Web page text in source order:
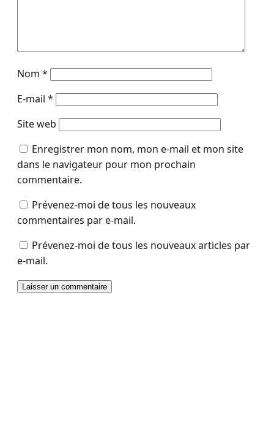
Nom *
E-mail *
Site web
Enregistrer mon nom, mon e-mail et mon site
dans le navigateur pour mon prochain
commentaire.
Prévenez-moi de tous les nouveaux
commentaires par e-mail.
Prévenez-moi de tous les nouveaux articles par
e-mail.